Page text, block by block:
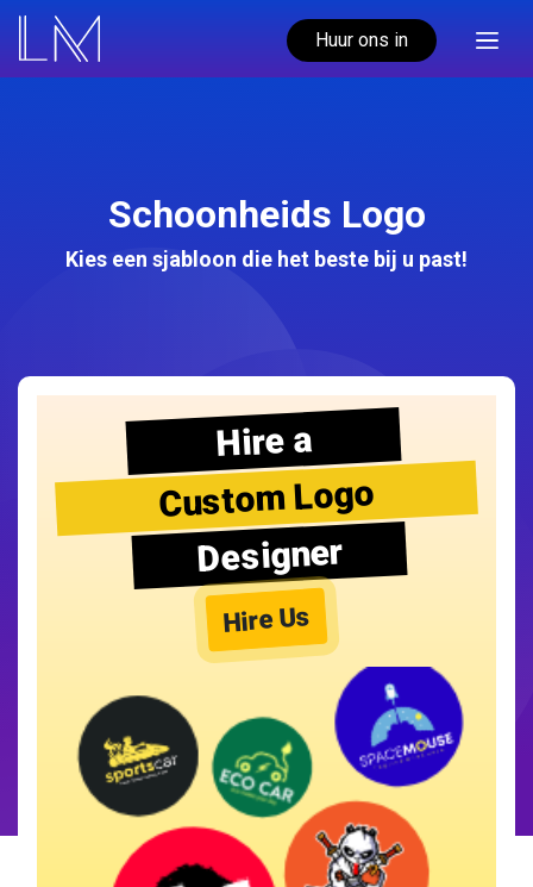
Huur ons in
Schoonheids Logo
Kies een sjabloon die het beste bij u past!
Hire a
Custom Logo
Designer
Hire Us